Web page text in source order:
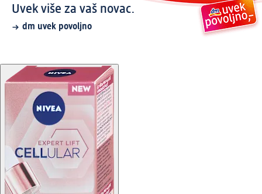
Uvek više za vaš novac.
dm uvek povoljno